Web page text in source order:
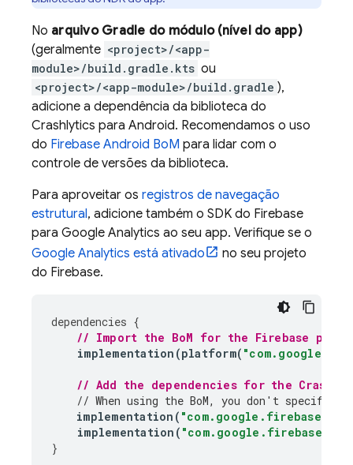
No arquivo Gradle do módulo (nível do app)
(geralmente <project>/<app-
module>/build.gradle.kts ou
<project>/<app-module>/build.gradle ),
adicione a dependência da biblioteca do
Crashlytics para Android. Recomendamos o uso
do Firebase Android BoM para lidar com o
controle de versões da biblioteca.
Para aproveitar os registros de navegação
estrutural, adicione também o SDK do Firebase
para Google Analytics ao seu app. Verifique se o
Google Analytics está ativado
no seu projeto
do Firebase.
dependencies {
// Import the BoM for the Firebase
implementation (platform(
// Add the dependencies for the
// When using the BoM, you don't specify
implementation (
implementation (
}